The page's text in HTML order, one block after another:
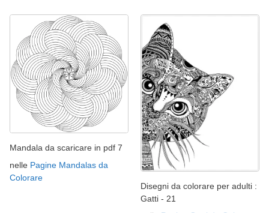
Mandala da scaricare in pdf 7
nelle Pagine Mandalas da
Colorare
Disegni da colorare per adulti :
Gatti - 21